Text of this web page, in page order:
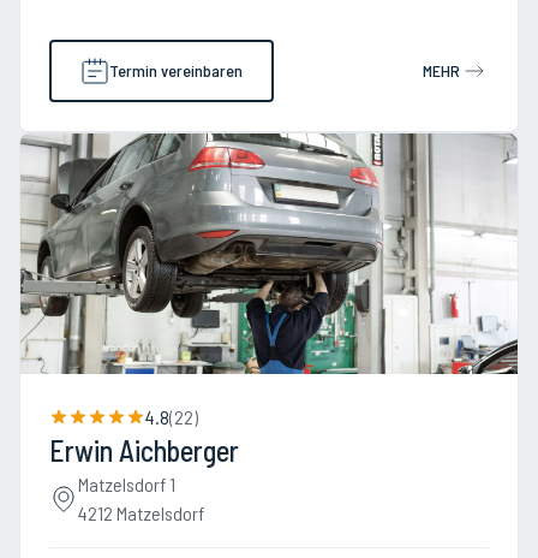
Termin vereinbaren MEHR
4.8(22)
Erwin Aichberger
Matzelsdorf 1
4212 Matzelsdorf